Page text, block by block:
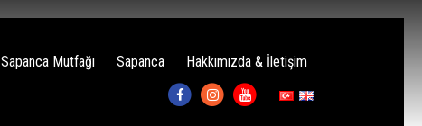
Sapanca Mutfağı Sapanca Hakkımızda & İletişim